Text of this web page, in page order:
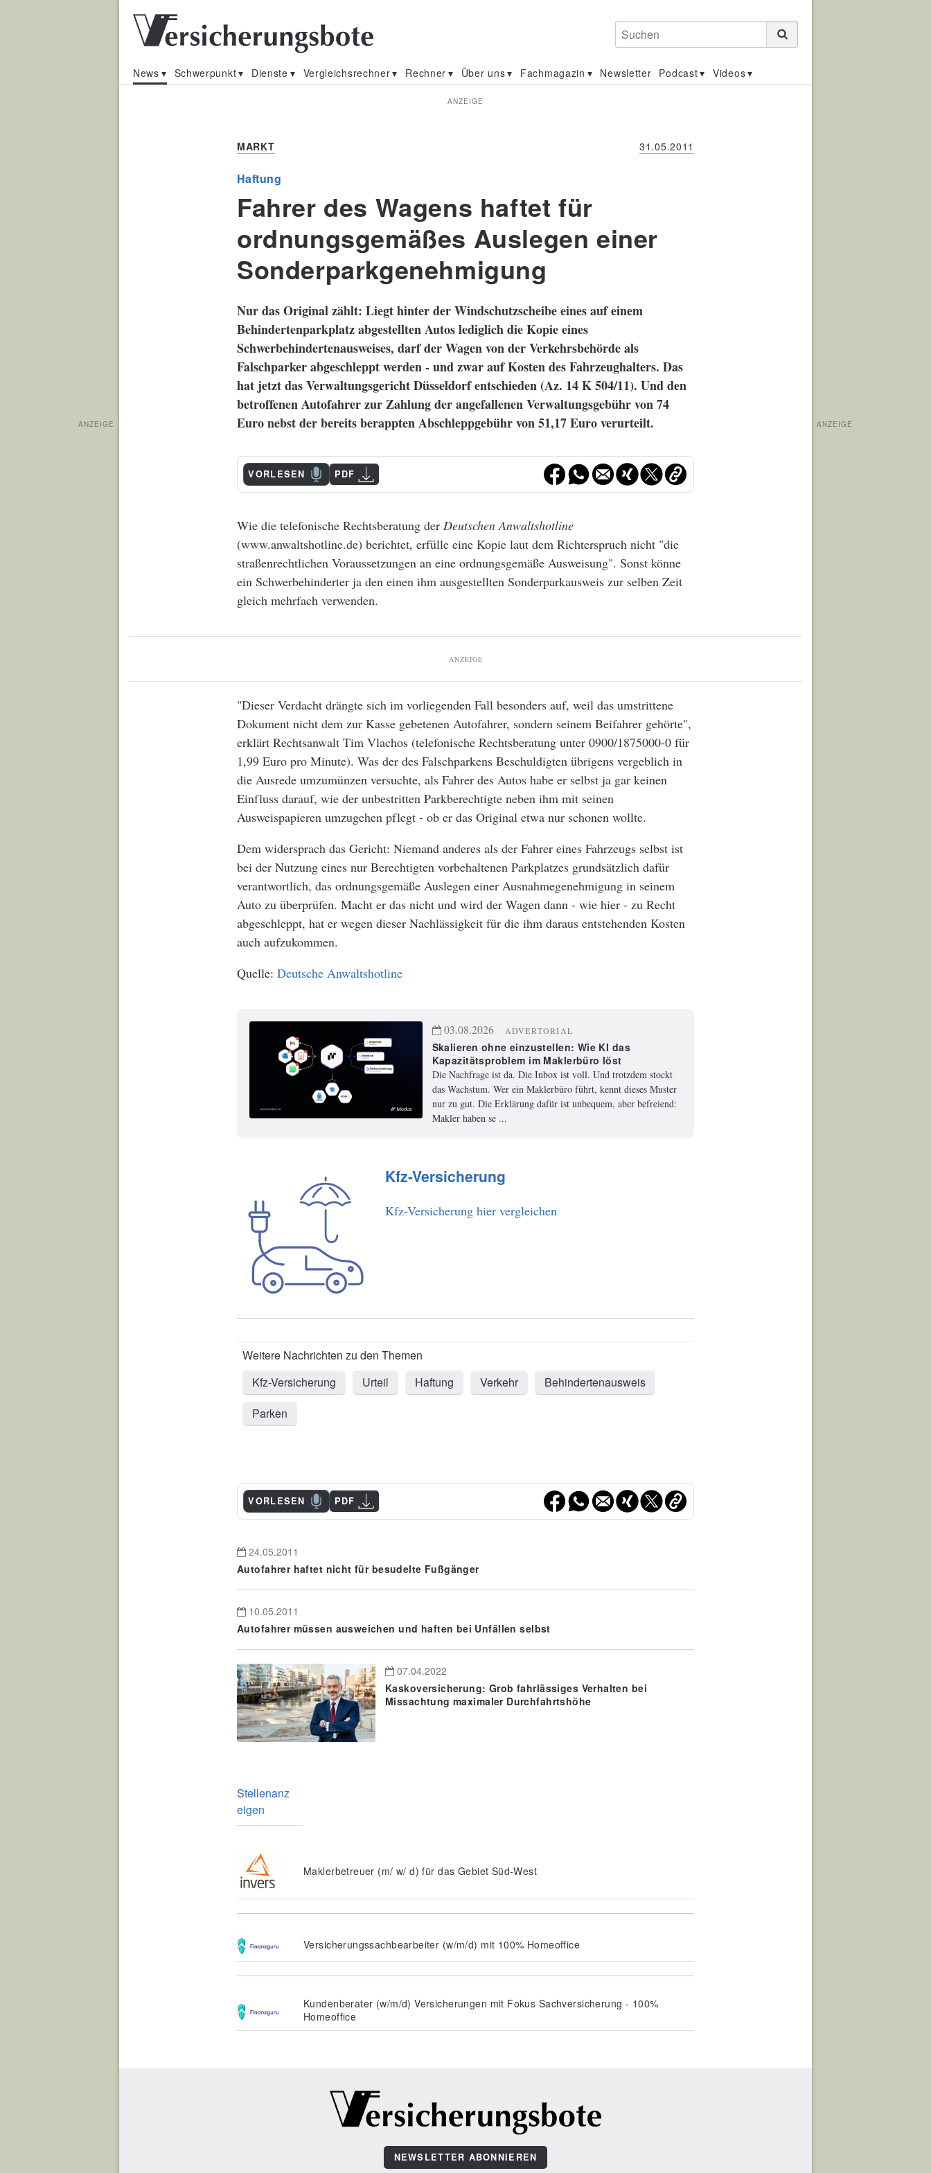
Suchen
News Schwerpunkt Dienste Vergleichsrechner Rechner Über uns Fachmagazin Newsletter Podcast Videos
ANZEIGE
MARKT 31.05.2011
Haftung
Fahrer des Wagens haftet für
ordnungsgemäßes Auslegen einer
Sonderparkgenehmigung
Nur das Original zählt: Liegt hinter der Windschutzscheibe eines auf einem
Behindertenparkplatz abgestellten Autos lediglich die Kopie eines
Schwerbehindertenausweises, darf der Wagen von der Verkehrsbehörde als
Falschparker abgeschleppt werden - und zwar auf Kosten des Fahrzeughalters. Das
hat jetzt das Verwaltungsgericht Düsseldorf entschieden (Az. 14 K 504/11). Und den
betroffenen Autofahrer zur Zahlung der angefallenen Verwaltungsgebühr von 74
Euro nebst der bereits berappten Abschleppgebühr von 51,17 Euro verurteilt.
VORLESEN PDF
Wie die telefonische Rechtsberatung der Deutschen Anwaltshotline
(www.anwaltshotline.de) berichtet, erfülle eine Kopie laut dem Richterspruch nicht "die
straßenrechtlichen Voraussetzungen an eine ordnungsgemäße Ausweisung". Sonst könne
ein Schwerbehinderter ja den einen ihm ausgestellten Sonderparkausweis zur selben Zeit
gleich mehrfach verwenden.
ANZEIGE
"Dieser Verdacht drängte sich im vorliegenden Fall besonders auf, weil das umstrittene
Dokument nicht dem zur Kasse gebetenen Autofahrer, sondern seinem Beifahrer gehörte",
erklärt Rechtsanwalt Tim Vlachos (telefonische Rechtsberatung unter 0900/1875000-0 für
1,99 Euro pro Minute). Was der des Falschparkens Beschuldigten übrigens vergeblich in
die Ausrede umzumünzen versuchte, als Fahrer des Autos habe er selbst ja gar keinen
Einfluss darauf, wie der unbestritten Parkberechtigte neben ihm mit seinen
Ausweispapieren umzugehen pflegt - ob er das Original etwa nur schonen wollte.
Dem widersprach das Gericht: Niemand anderes als der Fahrer eines Fahrzeugs selbst ist
bei der Nutzung eines nur Berechtigten vorbehaltenen Parkplatzes grundsätzlich dafür
verantwortlich, das ordnungsgemäße Auslegen einer Ausnahmegenehmigung in seinem
Auto zu überprüfen. Macht er das nicht und wird der Wagen dann - wie hier - zu Recht
abgeschleppt, hat er wegen dieser Nachlässigkeit für die ihm daraus entstehenden Kosten
auch aufzukommen.
Deutsche Anwaltshotline
03.08.2026 ADVERTORIAL
Skalieren ohne einzustellen: Wie KI das
Kapazitätsproblem im Maklerbüro löst
Die Nachfrage ist da. Die Inbox ist voll. Und trotzdem stockt
das Wachstum. Wer ein Maklerbüro führt, kennt dieses Muster
nur zu gut. Die Erklärung dafür ist unbequem, aber befreiend:
Makler haben se ...
Kfz-Versicherung
Kfz-Versicherung hier vergleichen
Kfz-Versicherung Urteil Haftung Verkehr
Behindertenausweis
Parken
VORLESEN PDF
24.05.2011
Autofahrer haftet nicht für besudelte Fußgänger
10.05.2011
Autofahrer müssen ausweichen und haften bei Unfällen selbst
07.04.2022
Kaskoversicherung: Grob fahrlässiges Verhalten bei
Missachtung maximaler Durchfahrtshöhe
Stellenanz
eigen
Maklerbetreuer (m/ w/ d) für das Gebiet Süd-West
Versicherungssachbearbeiter (w/m/d) mit 100% Homeoffice
Kundenberater (w/m/d) Versicherungen mit Fokus Sachversicherung - 100%
Homeoffice
NEWSLETTER ABONNIEREN
ANZEIGE ANZEIGE